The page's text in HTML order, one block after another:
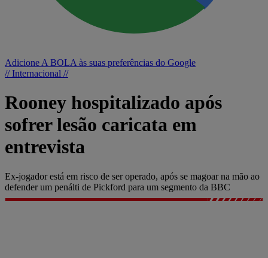
Adicione A BOLA às suas preferências do Google
// Internacional //
Rooney hospitalizado após
sofrer lesão caricata em
entrevista
Ex-jogador está em risco de ser operado, após se magoar na mão ao
defender um penálti de Pickford para um segmento da BBC